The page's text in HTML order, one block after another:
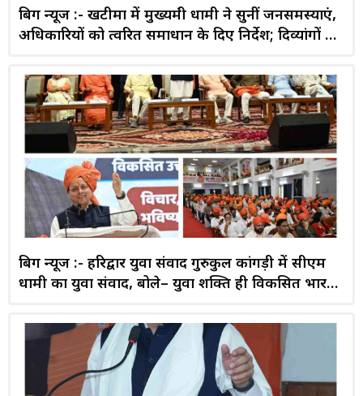
बिग न्यूज :- खटीमा में मुख्यमंत्री धामी ने सुनीं जनसमस्याएं,
अधिकारियों को त्वरित समाधान के दिए निर्देश; दिव्यांगों व
वाहन
बिग न्यूज :- हरिद्वार युवा संवाद गुरुकुल कांगड़ी में सीएम
धामी का युवा संवाद, बोले– युवा शक्ति ही विकसित भारत